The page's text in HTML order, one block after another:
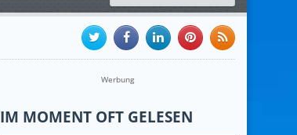
Werbung
IM MOMENT OFT GELESEN